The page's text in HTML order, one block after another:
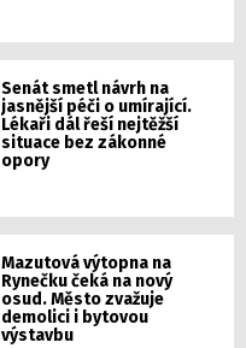
Senát smetl návrh na
jasnější péči o umírající.
Lékaři dál řeší nejtěžší
situace bez zákonné
opory
Mazutová výtopna na
Rynečku čeká na nový
osud. Město zvažuje
demolici i bytovou
výstavbu